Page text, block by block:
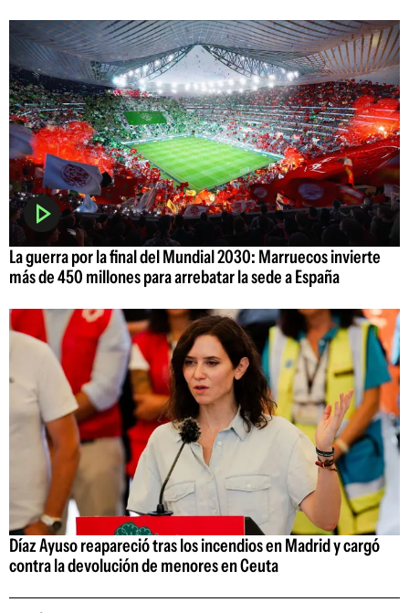
La guerra por la final del Mundial 2030: Marruecos invierte
más de 450 millones para arrebatar la sede a España
Díaz Ayuso reapareció tras los incendios en Madrid y cargó
contra la devolución de menores en Ceuta